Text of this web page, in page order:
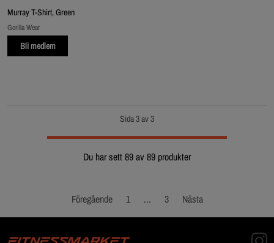
Murray T-Shirt, Green
Gorilla Wear
Bli medlem
Sida 3 av 3
Du har sett 89 av 89 produkter
Föregående 1 ... 3 Nästa